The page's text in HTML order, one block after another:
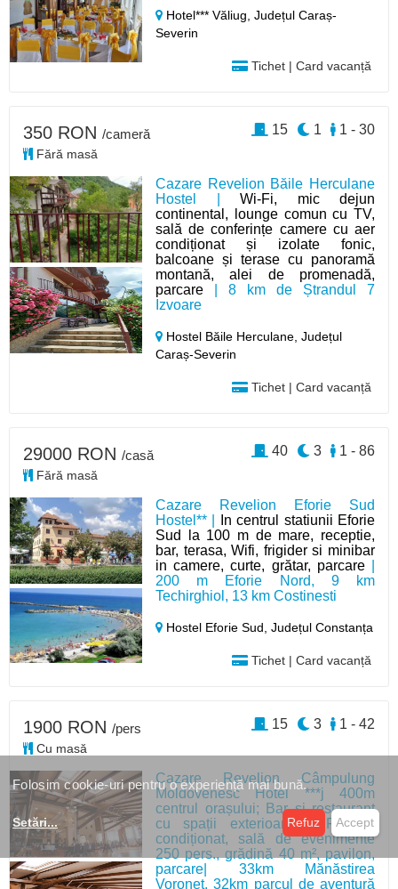
Hotel*** Văliug,Județul Caraș-
Severin
Tichet | Card vacanță
Cazare Revelion Băile Herculane
Hostel |Wi-Fi, mic dejun
continental, lounge comun cu TV,
sală de conferințe camere cu aer
condiționat și izolate fonic,
balcoane și terase cu panoramă
montană, alei de promenadă,
parcare | 8 km de Ștrandul 7
Izvoare
Hostel Băile Herculane,Județul
Caraș-Severin
Tichet | Card vacanță
350 RON /cameră
Fără masă
1 - 30
1
15
Cazare Revelion Eforie Sud
Hostel** |
In centrul statiunii Eforie
Sud la 100 m de mare, receptie,
bar, terasa, Wifi, frigider si minibar
in camere, curte, grătar, parcare|
200 m Eforie Nord, 9 km
Techirghiol, 13 km Costinesti
Hostel Eforie Sud,Județul Constanța
Tichet | Card vacanță
29000 RON /casă
Fără masă
1 - 86
3
40
Cazare Revelion Câmpulung
Moldovenesc Hotel ***j 400m
centrul orașului; Bar și restaurant
cu spații exterioare, WIFI, aer
condiționat, sală de evenimente
250 pers., grădină 40 m², pavilon,
parcare| 33km Mănăstirea
Voroneț, 32km parcul de aventură
1900 RON /pers
Cu masă
1 - 42
3
15
Folosim cookie-uri pentru o experiență mai bună.
Setări... Refuz Accept